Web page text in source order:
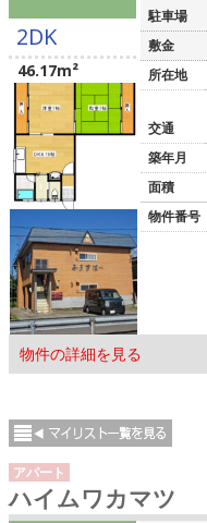
2DK
46.17m²
物件の詳細を見る
駐車場
敷金
所在地
交通
築年月
面積
物件番号
アパート
ハイムワカマツ